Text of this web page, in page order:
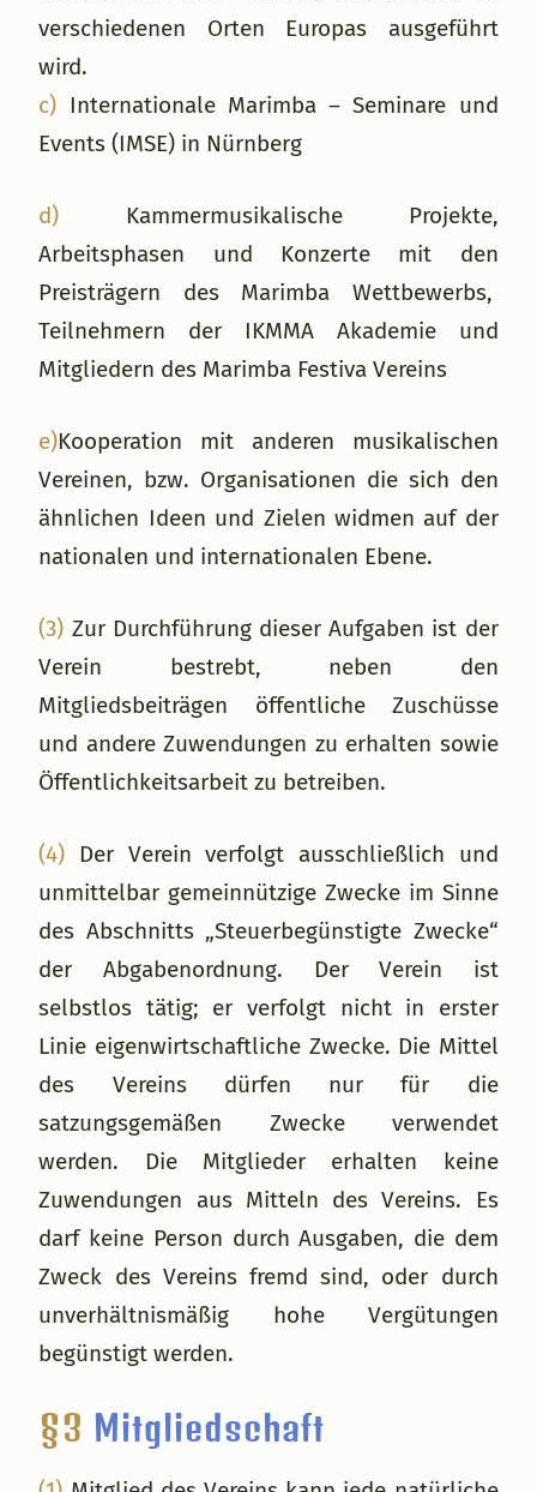
verschiedenen Orten Europas ausgeführt
wird.
c) Internationale Marimba – Seminare und
Events (IMSE) in Nürnberg
d) Kammermusikalische Projekte,
Arbeitsphasen und Konzerte mit den
Preisträgern des Marimba Wettbewerbs,
Teilnehmern der IKMMA Akademie und
Mitgliedern des Marimba Festiva Vereins
e)Kooperation mit anderen musikalischen
Vereinen, bzw. Organisationen die sich den
ähnlichen Ideen und Zielen widmen auf der
nationalen und internationalen Ebene.
(3) Zur Durchführung dieser Aufgaben ist der
Verein bestrebt, neben den
Mitgliedsbeiträgen öffentliche Zuschüsse
und andere Zuwendungen zu erhalten sowie
Öffentlichkeitsarbeit zu betreiben.
(4) Der Verein verfolgt ausschließlich und
unmittelbar gemeinnützige Zwecke im Sinne
des Abschnitts „Steuerbegünstigte Zwecke“
der Abgabenordnung. Der Verein ist
selbstlos tätig; er verfolgt nicht in erster
Linie eigenwirtschaftliche Zwecke. Die Mittel
des Vereins dürfen nur für die
satzungsgemäßen Zwecke verwendet
werden. Die Mitglieder erhalten keine
Zuwendungen aus Mitteln des Vereins. Es
darf keine Person durch Ausgaben, die dem
Zweck des Vereins fremd sind, oder durch
unverhältnismäßig hohe Vergütungen
begünstigt werden.
§3 Mitgliedschaft